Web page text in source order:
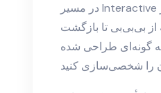
در مسیر Interactive بهبود، هر روز گام‌هایی کوتاه اما پُراثر ساخته می‌شود. با هدایت‌های دکتر
از بی‌بی‌بی تا بازگشت
گونه‌ای طراحی شده